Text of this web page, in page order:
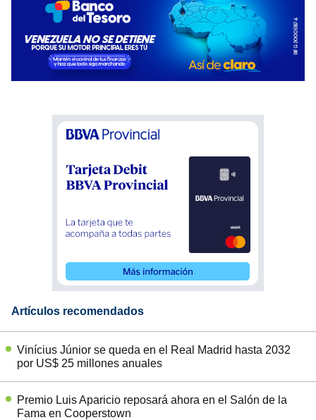
Artículos recomendados
Vinícius Júnior se queda en el Real Madrid hasta 2032
por US$ 25 millones anuales
Premio Luis Aparicio reposará ahora en el Salón de la
Fama en Cooperstown